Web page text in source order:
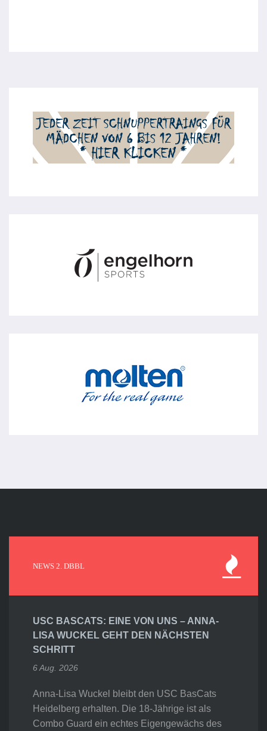
NEWS 2. DBBL
USC BASCATS: EINE VON UNS – ANNA-
LISA WUCKEL GEHT DEN NÄCHSTEN
SCHRITT
6 Aug. 2026
Anna-Lisa Wuckel bleibt den USC BasCats
Heidelberg erhalten. Die 18-Jährige ist als
Combo Guard ein echtes Eigengewächs des